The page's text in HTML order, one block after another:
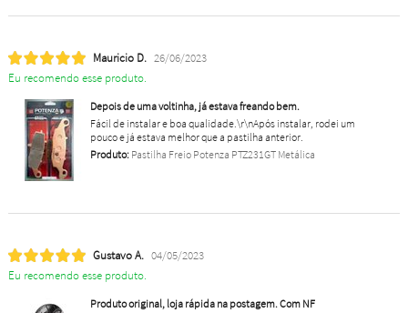
Mauricio D. 26/06/2023
Eu recomendo esse produto.
Depois de uma voltinha, já estava freando bem.
Fácil de instalar e boa qualidade.\r\nApós instalar, rodei um
pouco e já estava melhor que a pastilha anterior.
Produto:Pastilha Freio Potenza PTZ231GT Metálica
Gustavo A. 04/05/2023
Eu recomendo esse produto.
Produto original, loja rápida na postagem. Com NF